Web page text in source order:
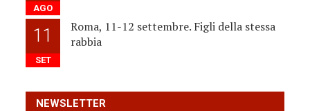
AGO
11
SET
Roma, 11-12 settembre. Figli della stessa
rabbia
NEWSLETTER